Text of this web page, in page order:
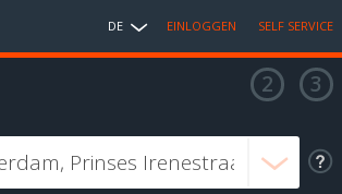
DE EINLOGGEN SELF SERVICE